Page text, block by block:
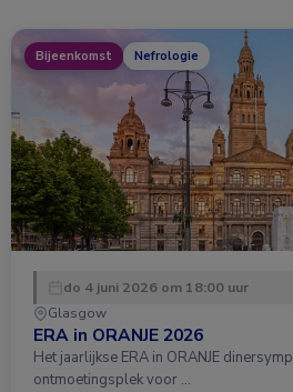
Bijeenkomst Nefrologie
do 4 juni 2026 om 18:00 uur
Glasgow
ERA in ORANJE 2026
Het jaarlijkse ERA in ORANJE
ontmoetingsplek voor …